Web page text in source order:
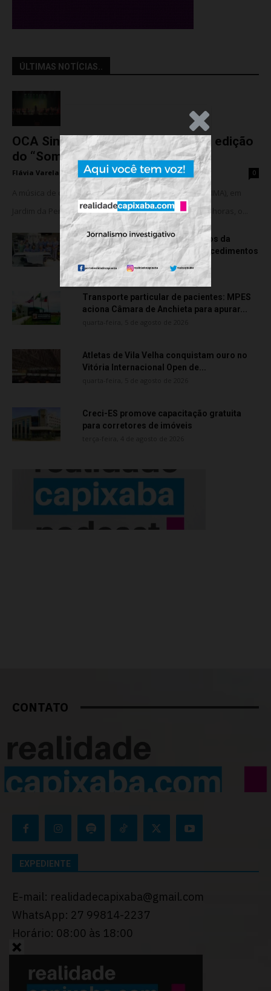
ÚLTIMAS NOTÍCIAS..
OCA Sinfônica é a atração da nova edição
do “Som na...
Flávia Varela sexta-feira, 7 de agosto de 2026 0
A música de câmara vai ocupar o Instituto Marlin Azul (IMA), em
Jardim da Penha, nesta sexta-feira (07). A partir das 18 horas, o...
Rede hospitalar celebra seis anos da
cirurgia robótica com 1.845 procedimentos
quinta-feira, 6 de agosto de 2026
Transporte particular de pacientes: MPES
aciona Câmara de Anchieta para apurar...
Atletas de Vila Velha conquistam ouro no
Vitória Internacional Open de...
Creci-ES promove capacitação gratuita
para corretores de imóveis
CONTATO
EXPEDIENTE
E-mail: realidadecapixaba@gmail.com
WhatsApp: 27 99814-2237
Horário: 08:00 às 18:00